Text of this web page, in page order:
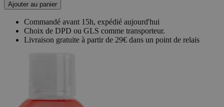
Ajouter au panier
Commandé avant 15h, expédié aujourd'hui
Choix de DPD ou GLS comme transporteur.
Livraison gratuite à partir de 29€ dans un point de relais